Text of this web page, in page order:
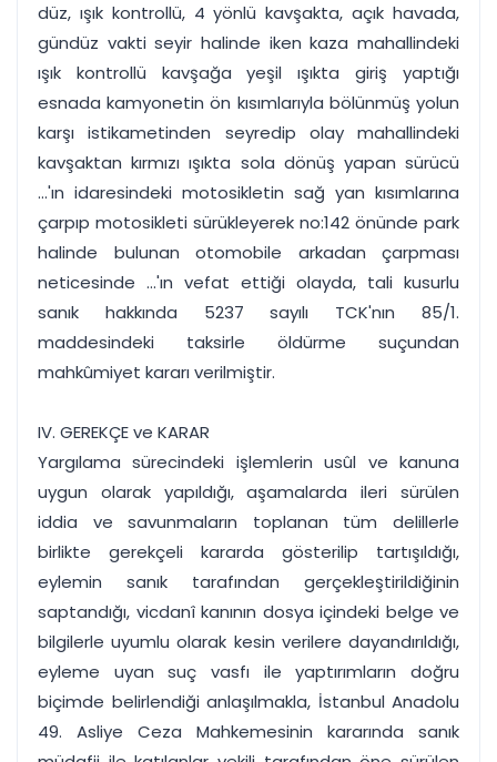
düz, ışık kontrollü, 4 yönlü kavşakta, açık havada,
gündüz vakti seyir halinde iken kaza mahallindeki
ışık kontrollü kavşağa yeşil ışıkta giriş yaptığı
esnada kamyonetin ön kısımlarıyla bölünmüş yolun
karşı istikametinden seyredip olay mahallindeki
kavşaktan kırmızı ışıkta sola dönüş yapan sürücü
...'ın idaresindeki motosikletin sağ yan kısımlarına
çarpıp motosikleti sürükleyerek no:142 önünde park
halinde bulunan otomobile arkadan çarpması
neticesinde ...'ın vefat ettiği olayda, tali kusurlu
sanık hakkında 5237 sayılı TCK'nın 85/1.
maddesindeki taksirle öldürme suçundan
mahkûmiyet kararı verilmiştir.
IV. GEREKÇE ve KARAR
Yargılama sürecindeki işlemlerin usûl ve kanuna
uygun olarak yapıldığı, aşamalarda ileri sürülen
iddia ve savunmaların toplanan tüm delillerle
birlikte gerekçeli kararda gösterilip tartışıldığı,
eylemin sanık tarafından gerçekleştirildiğinin
saptandığı, vicdanî kanının dosya içindeki belge ve
bilgilerle uyumlu olarak kesin verilere dayandırıldığı,
eyleme uyan suç vasfı ile yaptırımların doğru
biçimde belirlendiği anlaşılmakla, İstanbul Anadolu
49. Asliye Ceza Mahkemesinin kararında sanık